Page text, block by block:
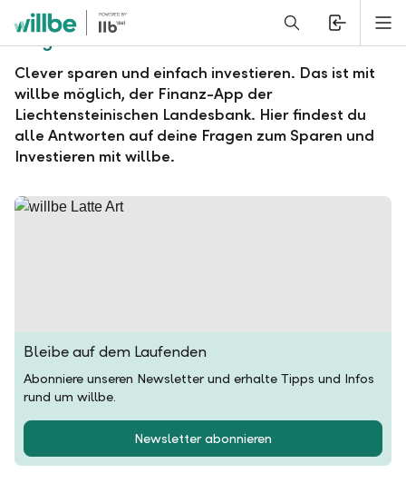
Alerts.Headline
Fragen und Antworten zu willbe
Clever sparen und einfach investieren. Das ist mit
willbe möglich, der Finanz-App der
Liechtensteinischen Landesbank. Hier findest du
alle Antworten auf deine Fragen zum Sparen und
Investieren mit willbe.
Bleibe auf dem Laufenden
Abonniere unseren Newsletter und erhalte Tipps und Infos
rund um willbe.
Newsletter abonnieren